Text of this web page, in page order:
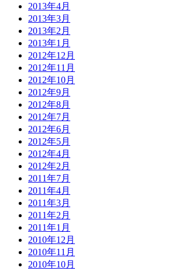
2013年4月
2013年3月
2013年2月
2013年1月
2012年12月
2012年11月
2012年10月
2012年9月
2012年8月
2012年7月
2012年6月
2012年5月
2012年4月
2012年2月
2011年7月
2011年4月
2011年3月
2011年2月
2011年1月
2010年12月
2010年11月
2010年10月